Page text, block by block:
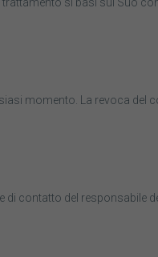
momento. La revoca del
contatto del responsabile